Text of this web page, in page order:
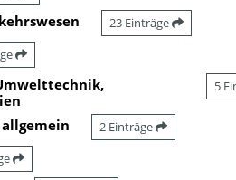
23 Einträge
5
2 Einträge